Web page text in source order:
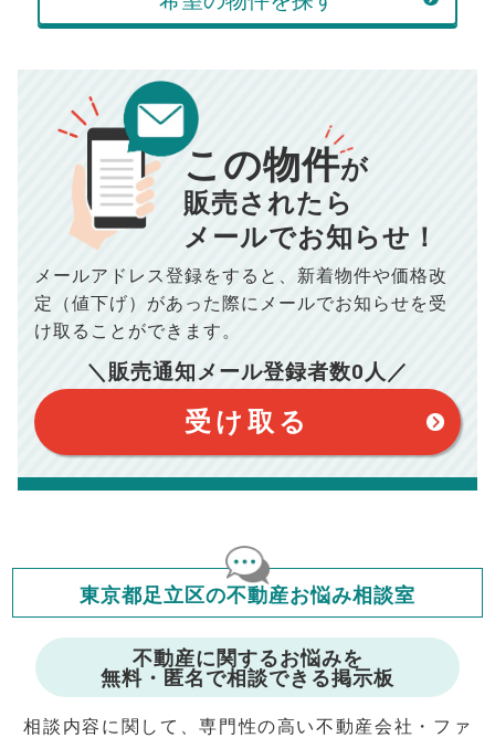
返済シミュレーション計算結果
毎月の支払額 834
年間の支払額 10,005 円
総支払額 100,050 円
このシミュレーターは元利均等返済方式で試算しています。
このシミュレーターは、四捨五入にて計算しております。
このシミュレーターはお借り入れの全期間で金利が変わらない設
このシミュレーターでの結果は、お借り入れを保証するものでは
ありません。
このシミュレーターをご利用された方の、いかなる損害について
ますが、お借り入れの際に各金融機関にご相談ください。
会員マイページでは
修繕費・管理費の計算もできます
00万円
■仲介手数料／ 00万円
■売買契約書印紙／ 0
■抵当権抹消費用／0万円
※購入価格よりも売却価格が高い場合、譲渡所得税が発生する
場合がございます。詳しくは最寄りの税務署などにご確認く
※シミュレーター結果はあくまでも概算であり、手残り金額を
保証するものではございません。
※上記売却費用には、住所変更登記の費用、引っ越し費用、住
宅ローンの一括繰上返済の手数料等は含まれておりませんの
で予めご了承ください。
おります。（物件価格×3%＋6万円＋消費税）
この物件が
販売されたら
メールでお知らせ！
メールアドレス登録をすると、 新着物件や価格改
定（値下げ）があった際に メールでお知らせを受
け取ることができます。
＼販売通知メール登録者数0 人／
受け取る
東京都足立区の不動産お悩み相談室
不動産に関するお悩みを
無料・匿名で相談できる掲示板
相談内容に関して、専門性の高い不動産会社・ファ